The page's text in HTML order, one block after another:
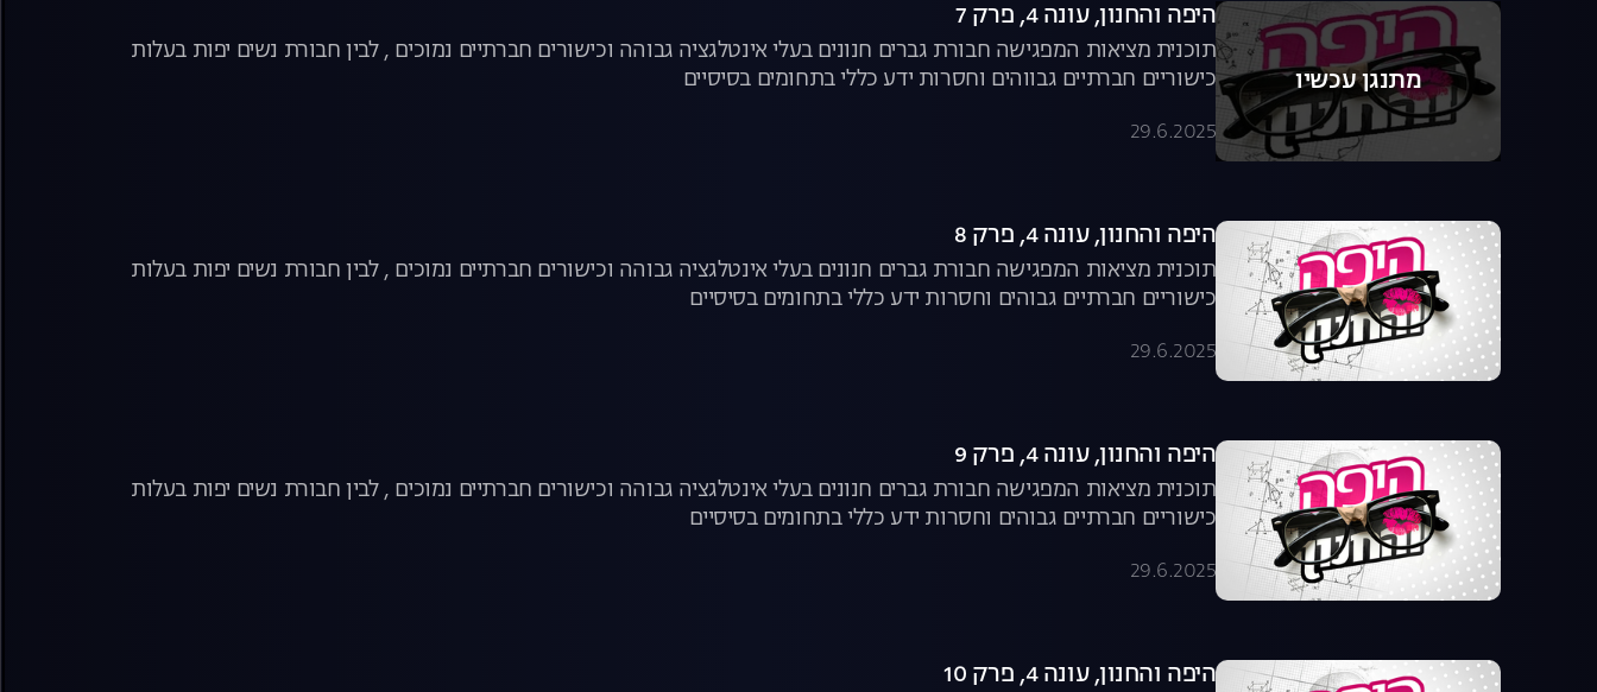
מתנגן עכשיו
היפה והחנון, עונה 4, פרק 7
תוכנית מציאות המפגישה חבורת גברים חנונים בעלי אינטלגציה גבוהה וכישורים חברתיים נמוכים , לבין חבורת נשים יפות בעלות
כישוריים חברתיים גבווהים וחסרות ידע כללי בתחומים בסיסיים
29.6.2025
היפה והחנון, עונה 4, פרק 8
תוכנית מציאות המפגישה חבורת גברים חנונים בעלי אינטלגציה גבוהה וכישורים חברתיים נמוכים , לבין חבורת נשים יפות בעלות
כישוריים חברתיים גבוהים וחסרות ידע כללי בתחומים בסיסיים
29.6.2025
היפה והחנון, עונה 4, פרק 9
תוכנית מציאות המפגישה חבורת גברים חנונים בעלי אינטלגציה גבוהה וכישורים חברתיים נמוכים , לבין חבורת נשים יפות בעלות
כישוריים חברתיים גבוהים וחסרות ידע כללי בתחומים בסיסיים
29.6.2025
היפה והחנון, עונה 4, פרק 10